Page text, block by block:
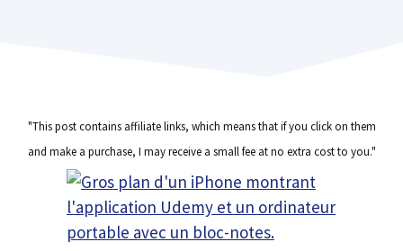
"This post contains affiliate links, which means that if you click on them
and make a purchase, I may receive a small fee at no extra cost to you."